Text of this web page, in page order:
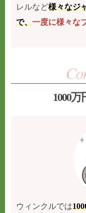
レルなど様々なジ
で、一度に様々な
1000
ウィンクルでは